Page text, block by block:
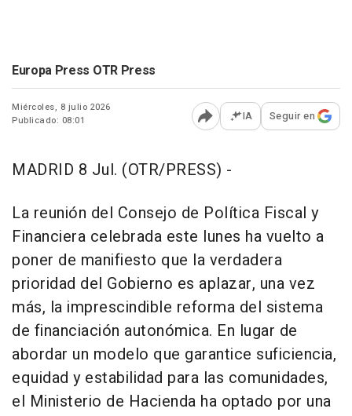
Europa Press OTR Press
Miércoles, 8 julio 2026
Publicado: 08:01
Abrir opciones para
IA Seguir en
MADRID 8 Jul. (OTR/PRESS) -
La reunión del Consejo de Política Fiscal y
Financiera celebrada este lunes ha vuelto a
poner de manifiesto que la verdadera
prioridad del Gobierno es aplazar, una vez
más, la imprescindible reforma del sistema
de financiación autonómica. En lugar de
abordar un modelo que garantice suficiencia,
equidad y estabilidad para las comunidades,
el Ministerio de Hacienda ha optado por una